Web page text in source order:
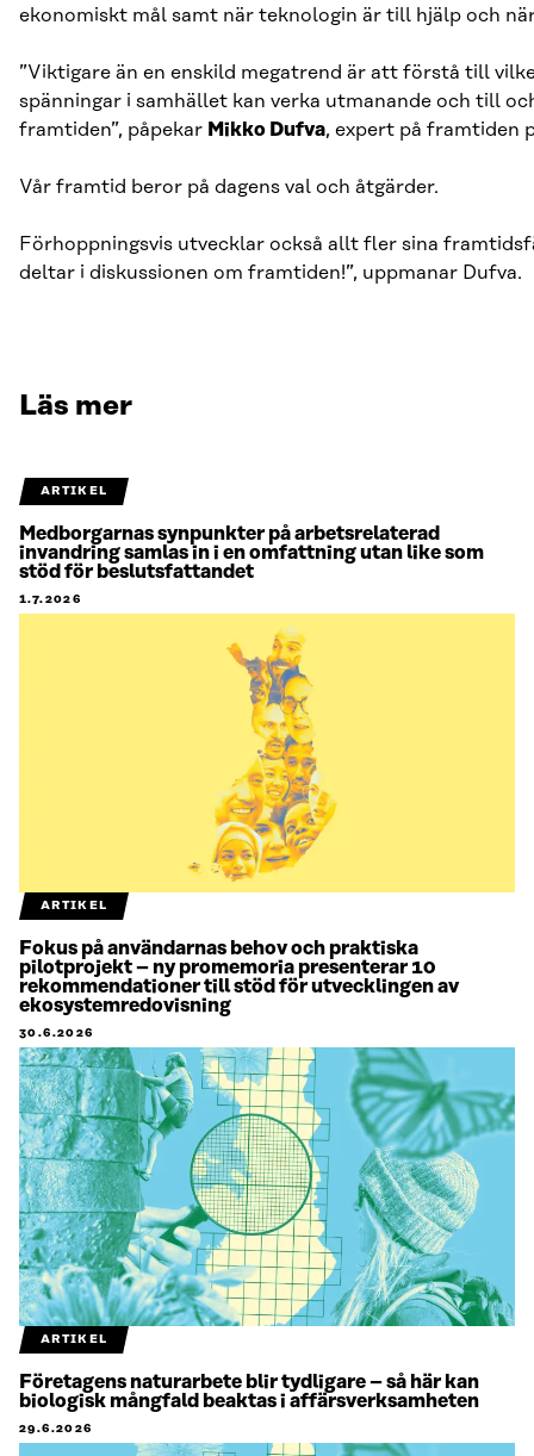
ekonomiskt mål samt när teknologin är till hjälp och
”Viktigare än en enskild megatrend är att förstå till
spänningar i samhället kan verka utmanande och till
framtiden”, påpekar Mikko Dufva, expert på framtiden
Vår framtid beror på dagens val och åtgärder.
Förhoppningsvis utvecklar också allt fler sina
deltar i diskussionen om framtiden!”, uppmanar Dufva.
Läs mer
ARTIKEL
Medborgarnas synpunkter på arbetsrelaterad
invandring samlas in i en omfattning utan like som
stöd för beslutsfattandet
1.7.2026
ARTIKEL
Fokus på användarnas behov och praktiska
pilotprojekt – ny promemoria presenterar 10
rekommendationer till stöd för utvecklingen av
ekosystemredovisning
30.6.2026
ARTIKEL
Företagens naturarbete blir tydligare – så här kan
biologisk mångfald beaktas i affärsverksamheten
29.6.2026